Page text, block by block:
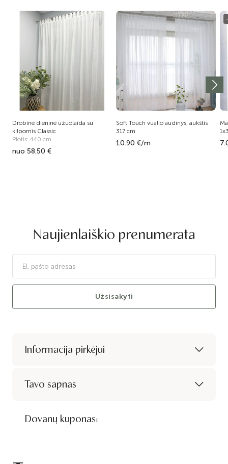
Drobinė dieninė užuolaida su
kilpomis Classic
Plotis: 440 cm
nuo 58.50 €
Soft Touch vualio audinys, aukštis
317 cm
10.90 €/m
Naujienlaiškio prenumerata
Užsisakyti
Informacija pirkėjui
Tavo sapnas
Dovanų kuponas